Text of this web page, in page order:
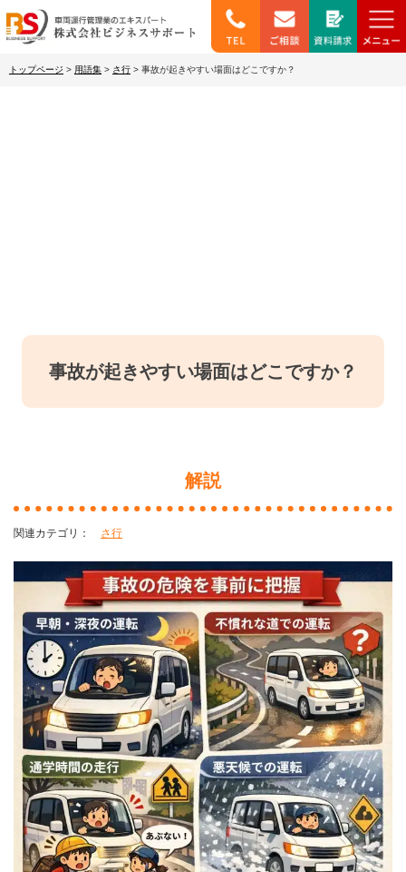
トップページ > 用語集 > さ行 > 事故が起きやすい場面はどこですか？
事故が起きやすい場面はどこですか？
解説
さ行